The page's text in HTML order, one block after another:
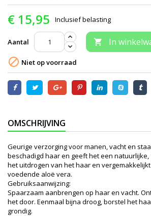
€ 15,95 Inclusief belasting
Aantal  In
 Niet op voorraad
OMSCHRIJVING
Geurige verzorging voor manen, vacht en
beschadigd haar en geeft het een
het uitdrogen van het haar en
voedende aloë vera.
Gebruiksaanwijzing:
Spaarzaam aanbrengen op haar en vacht.
het door. Eenmaal bijna droog, borstel het
grondig.